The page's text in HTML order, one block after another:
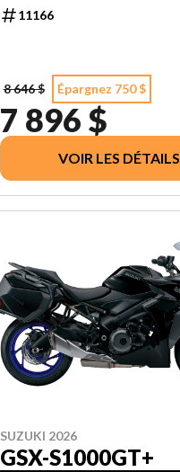
11166
8 646 $ Épargnez 750 $
7 896 $
VOIR LES DÉTAILS
SUZUKI 2026
GSX-S1000GT+